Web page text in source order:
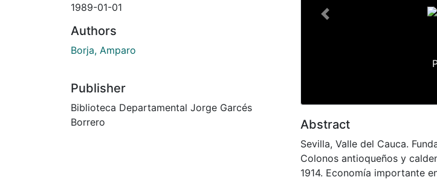
1989-01-01
Authors
Borja, Amparo
Publisher
Biblioteca Departamental Jorge Garcés
Borrero
Previous
Abstract
Sevilla, Valle del Cauca.
Colonos antioqueños y
1914. Economía importante